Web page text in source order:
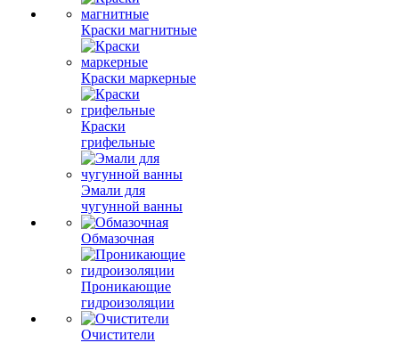
Краски магнитные
Краски маркерные
Краски
грифельные
Эмали для
чугунной ванны
Обмазочная
Проникающие
гидроизоляции
Очистители